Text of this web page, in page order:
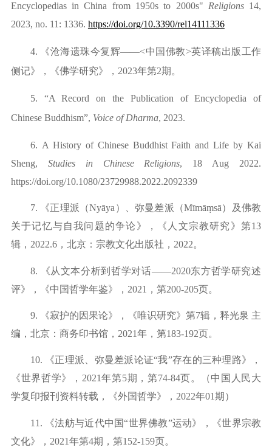
Encyclopedias in China from 1950s to 2000s" Religions14,
2023, no. 11: 1336. https://doi.org/10.3390/rel14111336
4. 《沧海遗珠今复辉——<中国佛教>英译稿出版工作
侧记》
，《佛学研究》， 2023年第2期。
5. “A Record on the Publication of Encyclopedia of
Chinese Buddhism”, Voice of Dharma, 2023.
6. A History of Chinese Buddhist Faith and Life by Kai
Sheng, Studies in Chinese Religions, 18 Aug 2022.
https://doi.org/10.1080/23729988.2022.2092339
7. 《正理派（Nyāya ）、弥曼差派（Mīmāṃsā）及佛教
关于记忆与自我问题的争论》，《人文宗教研究》第13
辑， 2022.6，北京：宗教文化出版社， 2022。
8. 《从文本分析到哲学对话——2020东方哲学研究述
评》，《中国哲学年鉴》，2021， 第200-205页。
9. 《寂护的因果论》，《唯识研究》第7辑，释光泉 主
编，北京：商务印书馆， 2021年，第183-192页。
10. 《正理派、弥曼差派论证“我”存在的三种理路》，
《世界哲学》， 2021年第5期，第74-84页。（中国人民大
学复印报刊资料转载，《外国哲学》， 2022年01期）
11. 《法舫与近代中国“世界佛教”运动》，《世界宗教
文化》， 2021年第4期，第152-159页。